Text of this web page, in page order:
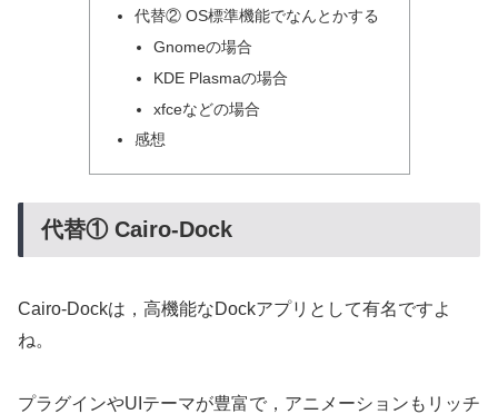
代替② OS標準機能でなんとかする
Gnomeの場合
KDE Plasmaの場合
xfceなどの場合
感想
代替① Cairo-Dock
Cairo-Dockは，高機能なDockアプリとして有名ですよ
ね。
プラグインやUIテーマが豊富で，アニメーションもリッチ